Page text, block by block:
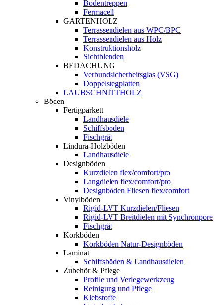
Bodentreppen
Fermacell
GARTENHOLZ
Terrassendielen aus WPC/BPC
Terrassendielen aus Holz
Konstruktionsholz
Sichtblenden
BEDACHUNG
Verbundsicherheitsglas (VSG)
Doppelstegplatten
LAUBSCHNITTHOLZ
Böden
Fertigparkett
Landhausdiele
Schiffsboden
Fischgrät
Lindura-Holzböden
Landhausdiele
Designböden
Kurzdielen flex/comfort/pro
Langdielen flex/comfort/pro
Designböden Fliesen flex/comfort
Vinylböden
Rigid-LVT Kurzdielen/Fliesen
Rigid-LVT Breitdielen mit Synchronpore
Fischgrät
Korkböden
Korkböden Natur-Designböden
Laminat
Schiffsböden & Landhausdielen
Zubehör & Pflege
Profile und Verlegewerkzeug
Reinigung und Pflege
Klebstoffe